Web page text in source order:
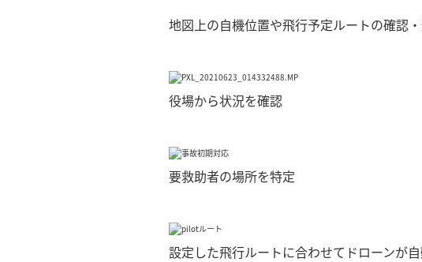
地図上の自機位置や飛行予定ルートの確認
役場から状況を確認
要救助者の場所を特定
設定した飛行ルートに合わせてドローンが